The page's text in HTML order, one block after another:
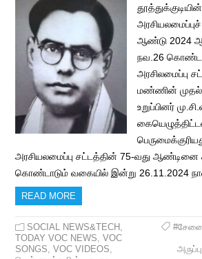
ஆண்டு 2024
நவ.26
அரசிலமைப்பு
மண்ணின் முதல்
உறுப்பினர்
அரசியலமைப்பு சட்டத்தின் 75-வது ஆண்டினை
கொண்டாடும் வகையில் இன்று 26.11.2024
READ MORE
SOCIAL NEWS&TECH ,
TODAY VOC NEWS,VOC
SONGS,VOC VIDEOS,